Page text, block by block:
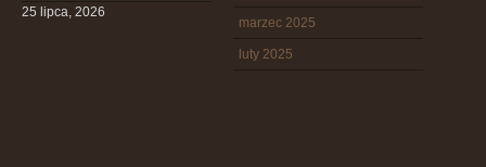
25 lipca, 2026
marzec 2025
luty 2025